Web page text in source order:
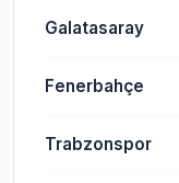
Galatasaray
Fenerbahçe
Trabzonspor